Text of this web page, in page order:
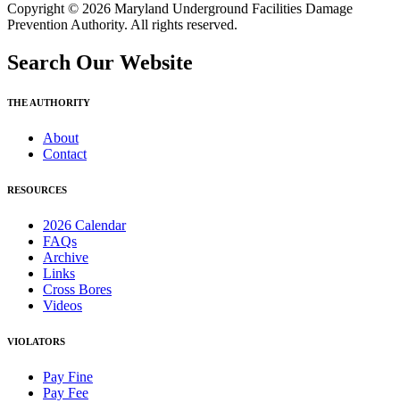
Copyright © 2026 Maryland Underground Facilities Damage
Prevention Authority. All rights reserved.
Search Our Website
THE AUTHORITY
About
Contact
RESOURCES
2026 Calendar
FAQs
Archive
Links
Cross Bores
Videos
VIOLATORS
Pay Fine
Pay Fee